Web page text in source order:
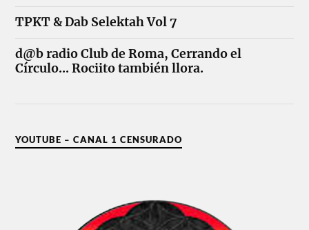
TPKT & Dab Selektah Vol 7
d@b radio Club de Roma, Cerrando el
Círculo... Rociito también llora.
YOUTUBE – CANAL 1 CENSURADO